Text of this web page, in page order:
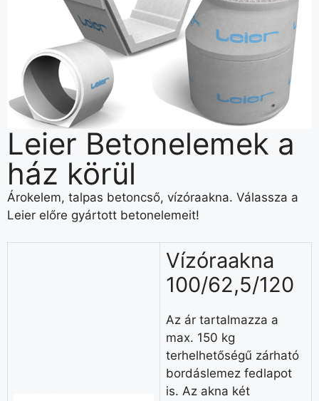
Leier Betonelemek a
ház körül
Árokelem, talpas betoncső, vízóraakna. Válassza a
Leier előre gyártott betonelemeit!
Vízóraakna
100/62,5/120
Az ár tartalmazza a
max. 150 kg
terhelhetőségű zárható
bordáslemez fedlapot
is. Az akna két